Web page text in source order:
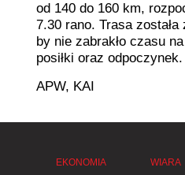
od 140 do 160 km,
7.30 rano. Trasa
by nie zabrakło czasu
posiłki oraz odpoczynek.
APW, KAI
EKONOMIA
WIARA